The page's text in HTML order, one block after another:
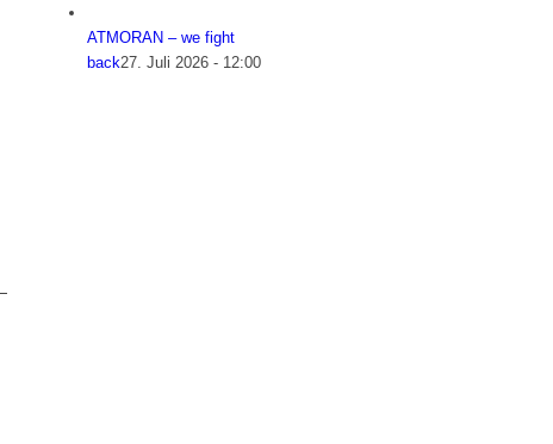
ATMORAN – we fight
back27. Juli 2026 - 12:00